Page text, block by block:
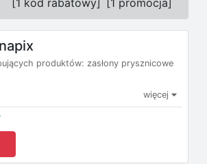
[1 kod rabatowy] [1 promocja]
produktów: zasłony prysznicowe
więcej